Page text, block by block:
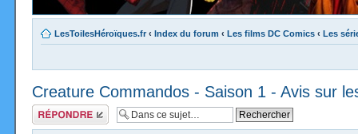
LesToilesHéroïques.fr ‹ Index du forum ‹ Les films DC Comics ‹ Les
Creature Commandos - Saison 1 - Avis sur
Répondre